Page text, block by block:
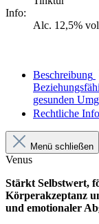
Info:
Alc. 12,5%
Beschreibung
gesunden
Rechtliche
Menü schließen
Venus
Stärkt Selbstwert,
Körperakzeptanz
und emotionaler